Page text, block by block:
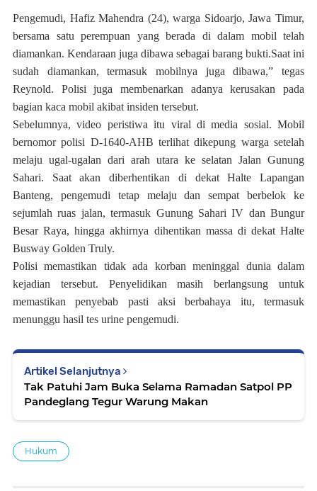
Pengemudi, Hafiz Mahendra (24), warga Sidoarjo, Jawa Timur,
bersama satu perempuan yang berada di dalam mobil telah
diamankan. Kendaraan juga dibawa sebagai barang bukti.Saat ini
sudah diamankan, termasuk mobilnya juga dibawa,” tegas
Reynold. Polisi juga membenarkan adanya kerusakan pada
bagian kaca mobil akibat insiden tersebut.
Sebelumnya, video peristiwa itu viral di media sosial. Mobil
bernomor polisi D-1640-AHB terlihat dikepung warga setelah
melaju ugal-ugalan dari arah utara ke selatan Jalan Gunung
Sahari. Saat akan diberhentikan di dekat Halte Lapangan
Banteng, pengemudi tetap melaju dan sempat berbelok ke
sejumlah ruas jalan, termasuk Gunung Sahari IV dan Bungur
Besar Raya, hingga akhirnya dihentikan massa di dekat Halte
Busway Golden Truly.
Polisi memastikan tidak ada korban meninggal dunia dalam
kejadian tersebut. Penyelidikan masih berlangsung untuk
memastikan penyebab pasti aksi berbahaya itu, termasuk
menunggu hasil tes urine pengemudi.
Artikel Selanjutnya
Tak Patuhi Jam Buka Selama Ramadan Satpol PP
Pandeglang Tegur Warung Makan
Hukum